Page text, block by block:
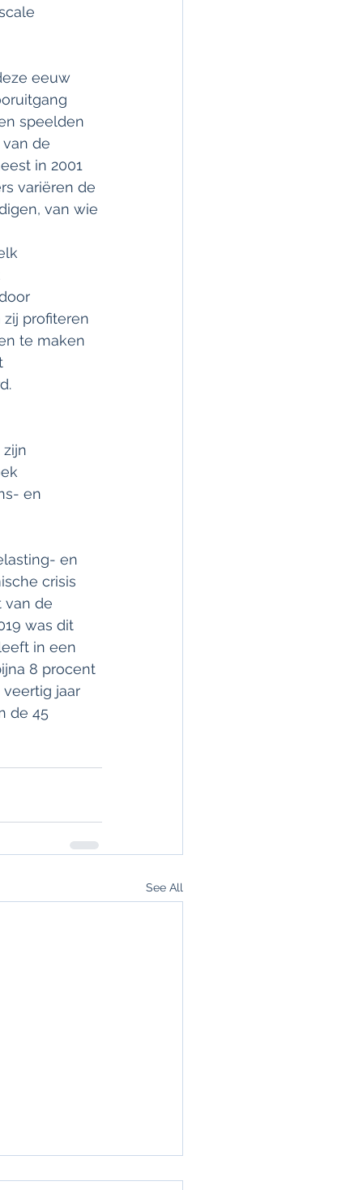
eeuw
speelden
de
in 2001
variëren de
van wie
profiteren
te maken
en
en
crisis
van de
was dit
in een
8 procent
jaar
de 45
See All